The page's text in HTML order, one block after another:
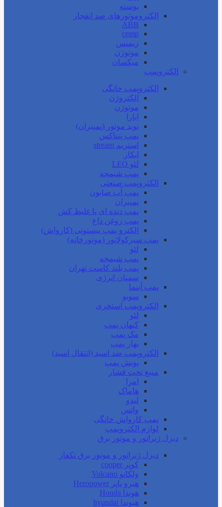
پوسته
الکتروموتورهای ضد انفجار
ABB
cemp
زیمنس
موتوژن
میکسان
الکتروپمپ
الکتروپمپ خانگی
الکتروژن
موتوژن
ابارا
نوید موتور (پمپیران)
پمپ پنتاکس
استریم stream
ایکار
لئو LEO
پمپ شیمجه
الکتروپمپ صنعتی
پمپ آب صابون
پمپیران
پمپ دنده ای یا غلیظ کش
پمپ روغن داغ
الکترو پمپ پیستونی (کارواش)
پمپ سیرکولاتور (موتورخانه)
لئو
پمپ شیمجه
پمپ بلند کاست تهران
سمنان انرژی
پمپ آبنما
سوبو
الکتروپمپ استخری
لئو
کیهان پمپ
مک پمپ
بهار پمپ
الکتروپمپ ضد اسید (انتقال اسید)
پویش پمپ
منبع تحت فشار
امرا
هاماک
لیدو
واتس
پمپ کارواش خانگی
لوازم الکتروپمپ
دیزل ژنراتور و موتور برق
دیزل ژنراتور و موتور برق تکفاز
کوپر cooper
ولکانو Volcano
هیرو پاپر Heropower
هوندا Honda
هیوندا hyundai